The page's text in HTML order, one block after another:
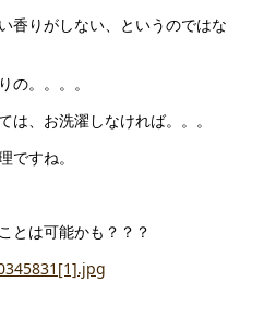
香りがしない、というのではな
の。。。。
は、お洗濯しなければ。。。
ですね。
とは可能かも？？？